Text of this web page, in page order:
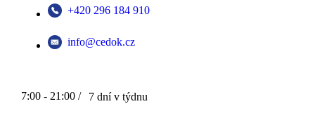
+420 296 184 910
info@cedok.cz
7:00 - 21:00 / 7 dní v týdnu